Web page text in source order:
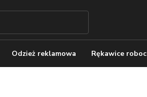
Odzież reklamowa Rękawice